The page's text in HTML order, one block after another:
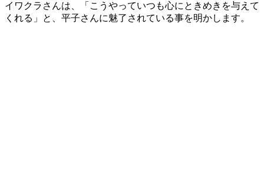
イワクラさんは、「こうやっていつも心にときめきを与えて
くれる」と、平子さんに魅了されている事を明かします。